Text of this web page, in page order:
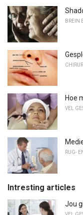
BREIN
Hoe
VEL
RUG-
Intresting articles
Jou